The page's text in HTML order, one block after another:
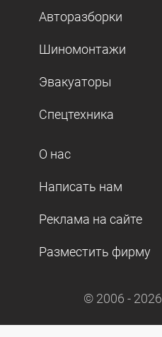
Авторазборки
Шиномонтажи
Эвакуаторы
Спецтехника
О нас
Написать нам
Реклама на сайте
Разместить фирму
© 2006 - 2026